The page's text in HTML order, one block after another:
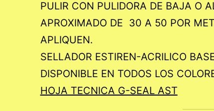
PULIR CON PULIDORA DE BAJA O
APROXIMADO DE 30 A 50 POR
APLIQUEN.
SELLADOR ESTIREN-ACRILICO
DISPONIBLE EN TODOS LOS
HOJA TECNICA G-SEAL AST